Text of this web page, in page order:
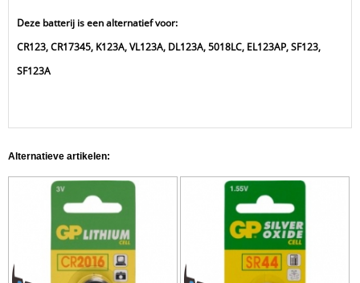
Deze batterij is een alternatief voor:
CR123, CR17345, K123A, VL123A, DL123A, 5018LC, EL123AP, SF123,
SF123A
Alternatieve artikelen: